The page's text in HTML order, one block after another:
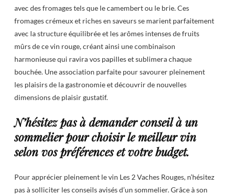
avec des fromages tels que le camembert ou le brie. Ces
fromages crémeux et riches en saveurs se marient parfaitement
avec la structure équilibrée et les arômes intenses de fruits
mûrs de ce vin rouge, créant ainsi une combinaison
harmonieuse qui ravira vos papilles et sublimera chaque
bouchée. Une association parfaite pour savourer pleinement
les plaisirs de la gastronomie et découvrir de nouvelles
dimensions de plaisir gustatif.
N’hésitez pas à demander conseil à un
sommelier pour choisir le meilleur vin
selon vos préférences et votre budget.
Pour apprécier pleinement le vin Les 2 Vaches Rouges, n’hésitez
pas à solliciter les conseils avisés d’un sommelier. Grâce à son